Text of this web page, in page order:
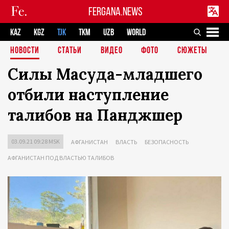
FERGANA.NEWS
KAZ KGZ TJK TKM UZB
WORLD
НОВОСТИ
СТАТЬИ ВИДЕО ФОТО СЮЖЕТЫ
Силы Масуда-младшего
отбили наступление
талибов на Панджшер
03.09.21 09:28 MSK АФГАНИСТАН ВЛАСТЬ БЕЗОПАСНОСТЬ
АФГАНИСТАН ПОД ВЛАСТЬЮ ТАЛИБОВ